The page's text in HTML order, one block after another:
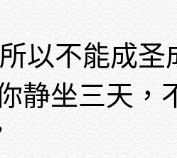
以不能成
静坐三天，